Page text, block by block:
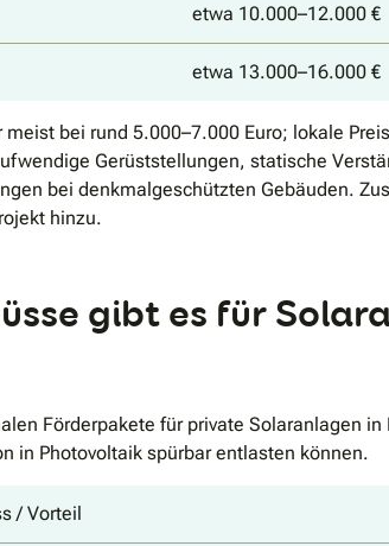
etwa 10.000–12.000 €
etwa 13.000–16.000 €
bei rund 5.000–7.000 Euro; lokale
Gerüststellungen, statische
bei denkmalgeschützten Gebäuden.
hinzu.
gibt es für
Förderpakete für private Solaranlagen
in Photovoltaik spürbar entlasten können.
/ Vorteil